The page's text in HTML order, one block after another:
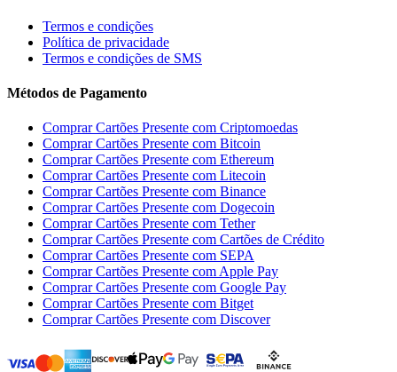
Termos e condições
Política de privacidade
Termos e condições de SMS
Métodos de Pagamento
Comprar Cartões Presente com Criptomoedas
Comprar Cartões Presente com Bitcoin
Comprar Cartões Presente com Ethereum
Comprar Cartões Presente com Litecoin
Comprar Cartões Presente com Binance
Comprar Cartões Presente com Dogecoin
Comprar Cartões Presente com Tether
Comprar Cartões Presente com Cartões de Crédito
Comprar Cartões Presente com SEPA
Comprar Cartões Presente com Apple Pay
Comprar Cartões Presente com Google Pay
Comprar Cartões Presente com Bitget
Comprar Cartões Presente com Discover